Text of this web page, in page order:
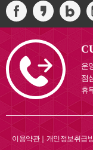
운
점
휴
이용약관｜ 개인정보취급